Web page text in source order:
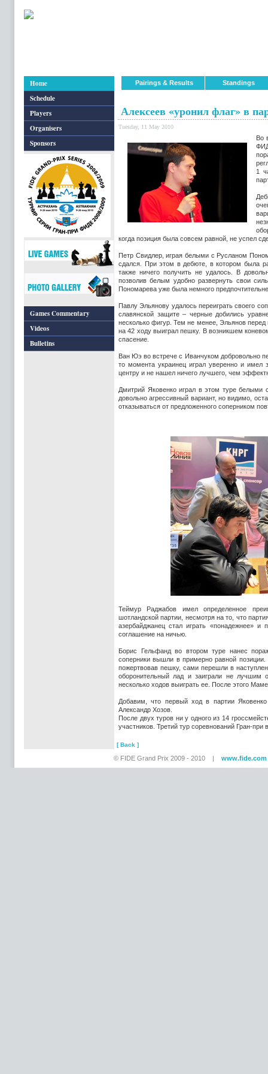
Home
Schedule
Players
Organisers
Sponsors
Games Commentary
Videos
Bulletins
Pairings & Results Standings
Алексеев «уронил флаг» в
Tuesday, 11 May 2010
Во
1
когда позиция была совсем равной, не успел
Петр Свидлер, играя белыми с Русланом
сдался. При этом в дебюте, в котором была
также ничего получить не удалось. В
позволив белым удобно развернуть свои
Пономарева уже была немного
Павлу Эльянову удалось переиграть своего
славянской защите – черные добились
несколько фигур. Тем не менее, Эльянов
на 42 ходу выиграл пешку. В возникшем
спасение.
Ван Юэ во встрече с Иванчуком добровольно
то момента украинец играл уверенно и имел
центру и не нашел ничего лучшего, чем
Дмитрий Яковенко играл в этом туре
довольно агрессивный вариант, но видимо,
отказываться от предложенного соперником
Теймур Раджабов имел определенное
шотландской партии, несмотря на то, что
азербайджанец стал играть «понадежнее» и
соглашение на ничью.
Борис Гельфанд во втором туре нанес
соперники вышли в примерно равной
пожертвовав пешку, сами перешли в
оборонительный лад и заиграли не лучшим
несколько ходов выиграть ее. После этого
Добавим, что первый ход в партии
Александр Хозов.
После двух туров ни у одного из 14
участников. Третий тур соревнований Гран-
[ Back ]
© FIDE Grand Prix 2009 - 2010 | www.fide.com